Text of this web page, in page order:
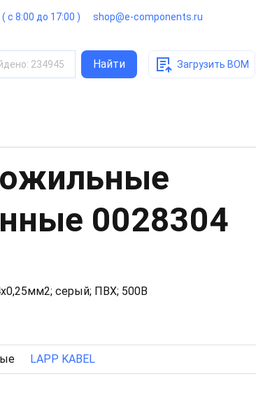
с 8:00 до 17:00 ) shop@e-components.ru
: 234945 Найти Загрузить BOM
0028304
серый; ПВХ; 500В
LAPP KABEL